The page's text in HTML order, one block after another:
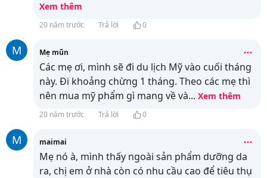
Xem thêm
20 năm trước Trả lời 0
M Mẹ mũn
Các mẹ ơi, mình sẽ đi du lịch Mỹ vào cuối tháng
này. Đi khoảng chừng 1 tháng. Theo các mẹ thì
nên mua mỹ phẩm gì mang về và... Xem thêm
20 năm trước Trả lời 0
M maimai
Mẹ nó à, mình thấy ngoài sản phẩm dưỡng da
ra, chị em ở nhà còn có nhu cầu cao để tiêu thụ